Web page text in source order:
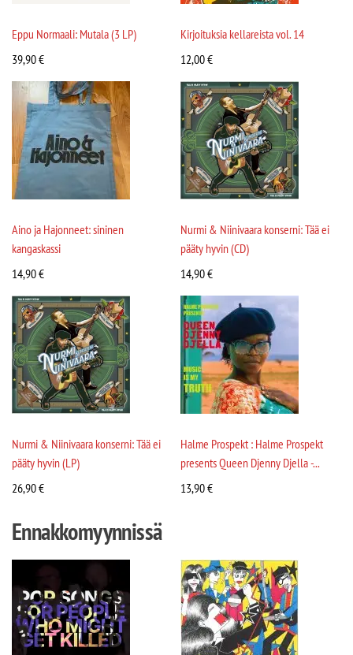
Eppu Normaali: Mutala (3 LP)
39,90€
Kirjoituksia kellareista vol. 14
12,00€
Aino ja Hajonneet: sininen
kangaskassi
14,90€
Nurmi & Niinivaara konserni: Tää ei
pääty hyvin (CD)
14,90€
Nurmi & Niinivaara konserni: Tää ei
pääty hyvin (LP)
26,90€
Halme Prospekt : Halme Prospekt
presents Queen Djenny Djella -...
13,90€
Ennakkomyynnissä